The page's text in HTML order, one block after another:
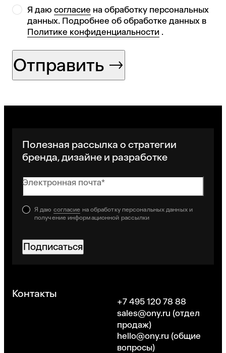
Я даю согласие на обработку персональных
данных. Подробнее об обработке данных в
Политике конфиденциальности .
Отправить
Полезная рассылка о стратегии
бренда, дизайне и разработке
Электронная почта*
Я даю согласие на обработку персональных данных и
получение информационной рассылки
Подписаться
Контакты
+7 495 120 78 88
sales@ony.ru (отдел
продаж)
hello@ony.ru (общие
вопросы)